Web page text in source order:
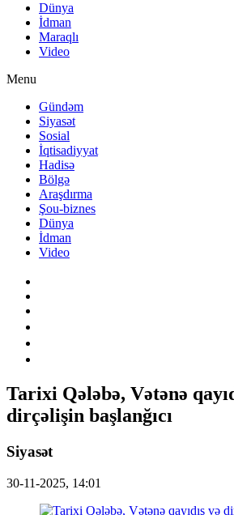
Dünya
İdman
Maraqlı
Video
Menu
Gündəm
Siyasət
Sosial
İqtisadiyyat
Hadisə
Bölgə
Araşdırma
Şou-biznes
Dünya
İdman
Video
Tarixi Qələbə, Vətənə
dirçəlişin başlanğıcı
Siyasət
30-11-2025, 14:01